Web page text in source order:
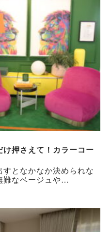
押さえて！カラーコー
となかなか決められな
難なベージュや…